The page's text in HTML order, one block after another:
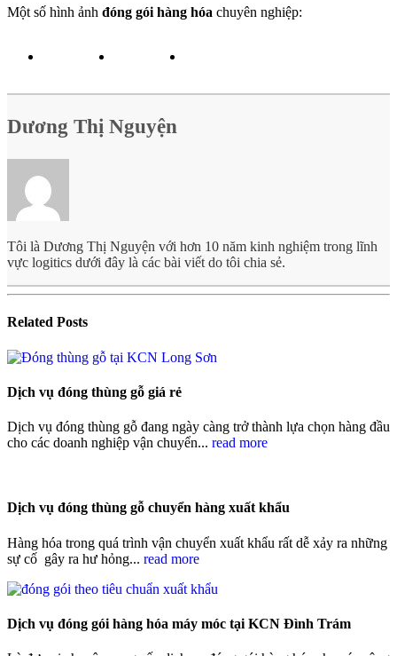
Một số hình ảnh đóng gói hàng hóa chuyên nghiệp:
Dương Thị Nguyện
Tôi là Dương Thị Nguyện với hơn 10 năm kinh nghiệm trong lĩnh
vực logitics dưới đây là các bài viết do tôi chia sẻ.
Related Posts
Dịch vụ đóng thùng gỗ giá rẻ
Dịch vụ đóng thùng gỗ đang ngày càng trở thành lựa chọn hàng đầu
cho các doanh nghiệp vận chuyển... read more
Dịch vụ đóng thùng gỗ chuyển hàng xuất khẩu
Hàng hóa trong quá trình vận chuyển xuất khẩu rất dễ xảy ra những
sự cố gây ra hư hỏng... read more
Dịch vụ đóng gói hàng hóa máy móc tại KCN Đình Trám